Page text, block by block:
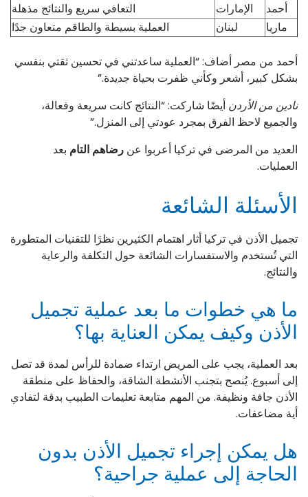
أحمد
الإمارات
التعافي سريع والنتائج مذهلة
ماريا
لبنان العملية بسيطة والطاقم متعاون جدًا
أحمد من مصر أضاف: “العملية ساعدتني في تحسين ثقتي بنفسي
بشكل كبير، أشعر وكأني ظفرت بحياة جديدة.”
نادين من الأردن أيضًا شاركت: “النتائج كانت سريعة وفعالة،
والجميع لاحظ الفرق بمجرد عودتي إلى المنزل.”
العديد من المرضى في تركيا أعربوا عن رضاهم التام بعد
العمليات.
الأسئلة الشائعة
تجميل الأذن في تركيا أثار اهتمام الكثيرين نظرًا للتقنيات المتطورة
التي تُستخدم والاستفسارات الشائعة حول التكلفة والرعاية
والنتائج.
ما هي خطوات ما بعد عملية تجميل
الأذن وكيف يمكن العناية بها؟
بعد العملية، يجب على المريض ارتداء ضمادة للرأس لمدة قد تصل
إلى أسبوع. يُنصح بتجنب الأنشطة الشاقة، والحفاظ على منطقة
الأذن جافة ونظيفة. من المهم متابعة تعليمات الطبيب بدقة لتفادي
أية مضاعفات.
هل يمكن إجراء تجميل الأذن بدون
الحاجة إلى عملية جراحية؟